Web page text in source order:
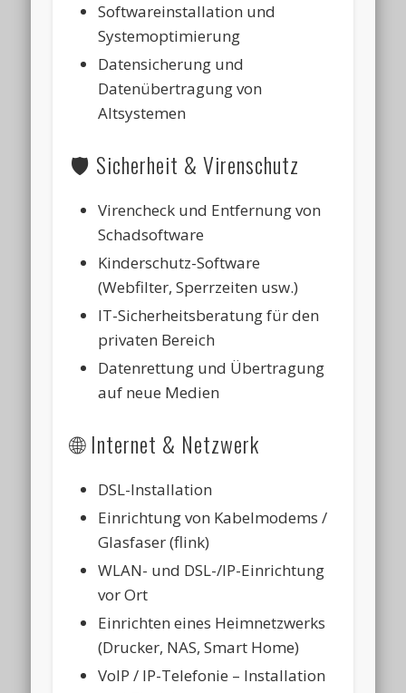
Softwareinstallation und
Systemoptimierung
Datensicherung und
Datenübertragung von
Altsystemen
🛡️ Sicherheit & Virenschutz
Virencheck und Entfernung von
Schadsoftware
Kinderschutz-Software
(Webfilter, Sperrzeiten usw.)
IT-Sicherheitsberatung für den
privaten Bereich
Datenrettung und Übertragung
auf neue Medien
🌐 Internet & Netzwerk
DSL-Installation
Einrichtung von Kabelmodems /
Glasfaser (flink)
WLAN- und DSL-/IP-Einrichtung
vor Ort
Einrichten eines Heimnetzwerks
(Drucker, NAS, Smart Home)
VoIP / IP-Telefonie – Installation